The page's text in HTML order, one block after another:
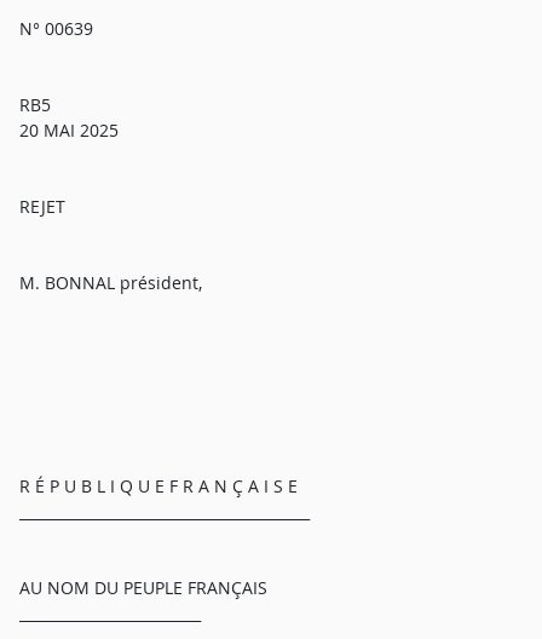
N° 00639
RB5
20 MAI 2025
REJET
M. BONNAL président,
R É P U B L I Q U E F R A N Ç A I S E
AU NOM DU PEUPLE FRANÇAIS